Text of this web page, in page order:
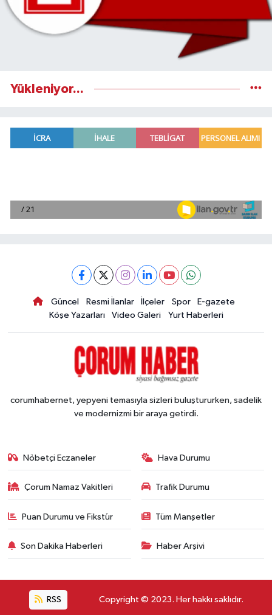
Yükleniyor...
Güncel Resmi İlanlar İlçeler Spor
E-gazete
Köşe Yazarları
Video Galeri Yurt Haberleri
corumhabernet, yepyeni temasıyla sizleri buluştururken, sadelik
ve modernizmi bir araya getirdi.
Nöbetçi Eczaneler Hava Durumu
Çorum Namaz Vakitleri Trafik Durumu
Puan Durumu ve Fikstür Tüm Manşetler
Son Dakika Haberleri Haber Arşivi
RSS Copyright © 2023. Her hakkı saklıdır.